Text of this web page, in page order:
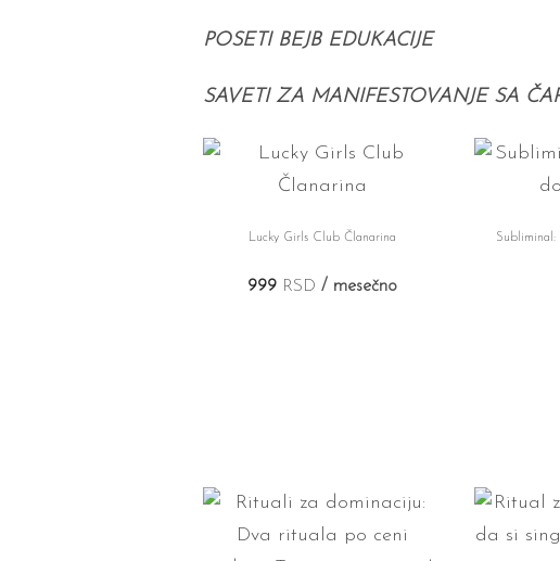
POSETI BEJB EDUKACIJE
SAVETI ZA MANIFESTOVANJE SA
Lucky Girls Club Članarina
999 RSD / mesečno
Subliminal: